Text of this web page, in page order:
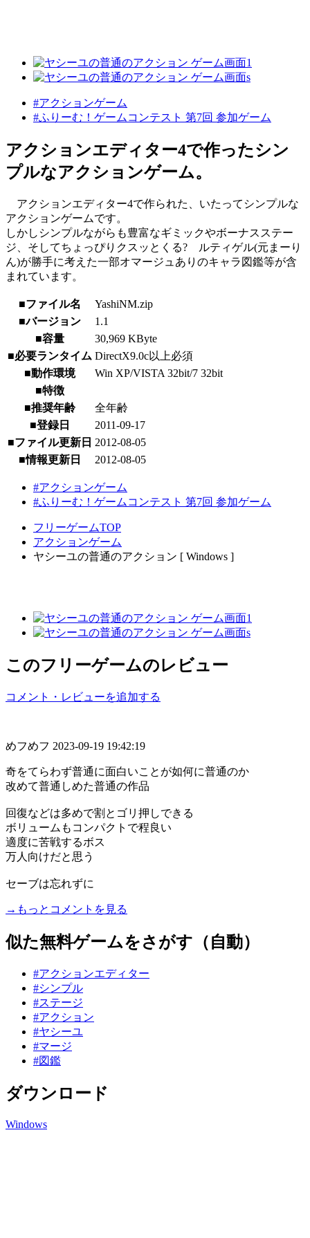
#アクションゲーム
#ふりーむ！ゲームコンテスト 第7回 参加ゲーム
アクションエディター4で作ったシン
プルなアクションゲーム。
アクションエディター4で作られた、いたってシンプルな
アクションゲームです。
しかしシンプルながらも豊富なギミックやボーナスステー
ジ、そしてちょっぴりクスッとくる? ルティゲル(元まーり
ん)が勝手に考えた一部オマージュありのキャラ図鑑等が含
まれています。
■ファイル名
YashiNM.zip
■バージョン
1.1
■容量
30,969 KByte
■必要ランタイム DirectX9.0c以上必須
■動作環境
Win XP/VISTA 32bit/7 32bit
■特徴
■推奨年齢
全年齢
■登録日
2011-09-17
■ファイル更新日 2012-08-05
■情報更新日
2012-08-05
#アクションゲーム
#ふりーむ！ゲームコンテスト 第7回 参加ゲーム
フリーゲームTOP
アクションゲーム
ヤシーユの普通のアクション [ Windows ]
このフリーゲームのレビュー
コメント・レビューを追加する
めフめフ 2023-09-19 19:42:19
奇をてらわず普通に面白いことが如何に普通のか
改めて普通しめた普通の作品
回復などは多めで割とゴリ押しできる
ボリュームもコンパクトで程良い
適度に苦戦するボス
万人向けだと思う
セーブは忘れずに
→もっとコメントを見る
似た無料ゲームをさがす（自動）
#アクションエディター
#シンプル
#ステージ
#アクション
#ヤシーユ
#マージ
#図鑑
ダウンロード
Windows